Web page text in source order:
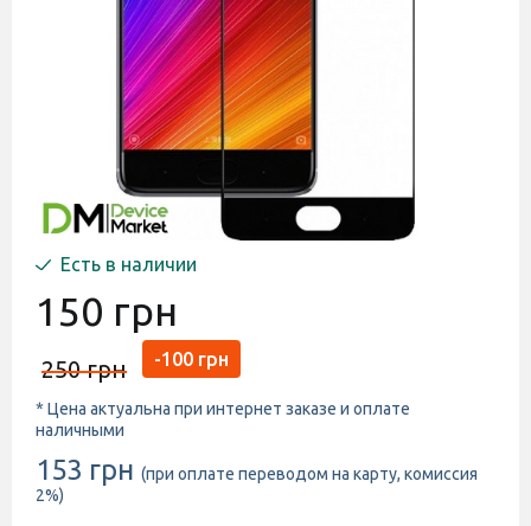
Есть в наличии
150 грн
250 грн -100 грн
* Цена актуальна при интернет заказе и оплате
наличными
153 грн (при оплате переводом на карту, комиссия
2%)